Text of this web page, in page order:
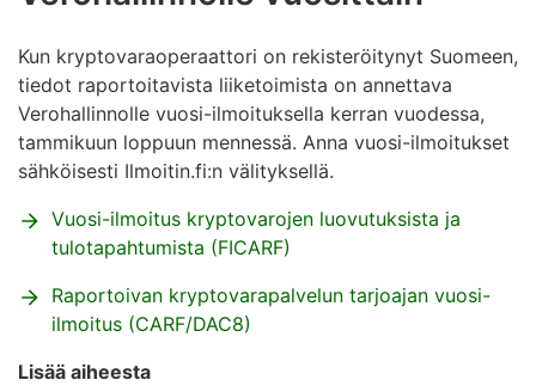
Kun kryptovaraoperaattori on rekisteröitynyt Suomeen,
tiedot raportoitavista liiketoimista on annettava
Verohallinnolle vuosi-ilmoituksella kerran vuodessa,
tammikuun loppuun mennessä. Anna vuosi-ilmoitukset
sähköisesti Ilmoitin.fi:n välityksellä.
Vuosi-ilmoitus kryptovarojen luovutuksista ja
tulotapahtumista (FICARF)
Raportoivan kryptovarapalvelun tarjoajan vuosi-
ilmoitus (CARF/DAC8)
Lisää aiheesta